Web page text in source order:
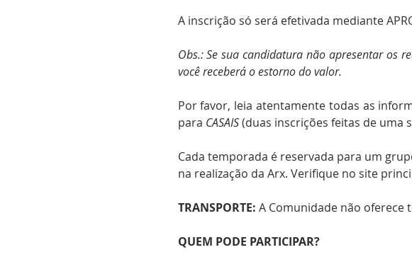
A inscrição só será efetivada mediante
Obs.: Se sua candidatura não apresentar os
você receberá o estorno do valor.
Por favor, leia atentamente todas as
para CASAIS (duas inscrições feitas de uma
Cada temporada é reservada para um
na realização da Arx. Verifique no site
TRANSPORTE: A Comunidade não oferece
QUEM PODE PARTICIPAR?